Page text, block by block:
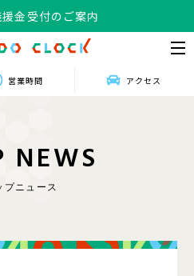
金受付のご案内
営業時間 アクセス
NEWS
プニュース